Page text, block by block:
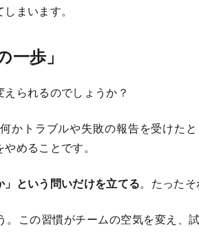
まいます。
歩」
られるのでしょうか？
かトラブルや失敗の報告を受けた
めることです。
」という問いだけを立てる。たったそ
この習慣がチームの空気を変え、